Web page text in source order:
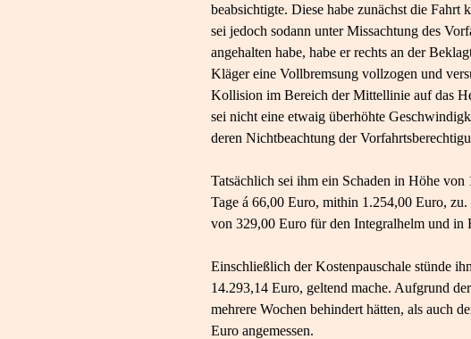
beabsichtigte. Diese habe zunächst die
sei jedoch sodann unter Missachtung des
angehalten habe, habe er rechts an der
Kläger eine Vollbremsung vollzogen und
Kollision im Bereich der Mittellinie auf das
sei nicht eine etwaig überhöhte
deren Nichtbeachtung der
Tatsächlich sei ihm ein Schaden in Höhe
Tage á 66,00 Euro, mithin 1.254,00 Euro,
von 329,00 Euro für den Integralhelm und
Einschließlich der Kostenpauschale stünde
14.293,14 Euro, geltend mache. Aufgrund
mehrere Wochen behindert hätten, als auch
Euro angemessen.